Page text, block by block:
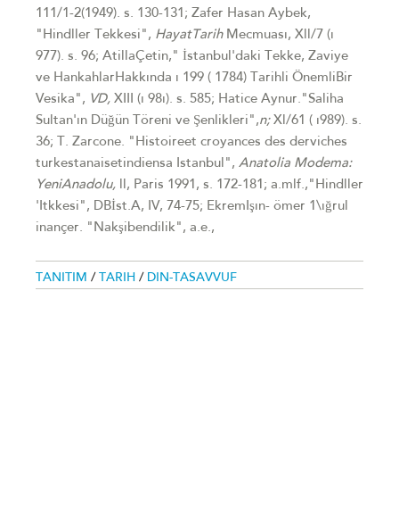
111/1-2(1949). s. 130-131; Zafer Hasan Aybek,
"Hindller Tekkesi", HayatTarih Mecmuası, Xll/7 (ı
977). s. 96; AtillaÇetin," İstanbul'daki Tekke, Zaviye
ve HankahlarHakkında ı 199 ( 1784) Tarihli ÖnemliBir
Vesika", VD, XIII (ı 98ı). s. 585; Hatice Aynur."Saliha
Sultan'ın Düğün Töreni ve Şenlikleri",n; Xl/61 ( ı989). s.
36; T. Zarcone. "Histoireet croyances des derviches
turkestanaisetindiensa Istanbul", Anatolia Modema:
YeniAnadolu, ll, Paris 1991, s. 172-181; a.mlf.,"Hindller
'Itkkesi", DBİst.A, IV, 74-75; EkremIşın- ömer 1\ığrul
inançer. "Nakşibendilik", a.e.,
TANITIM / TARIH / DIN-TASAVVUF